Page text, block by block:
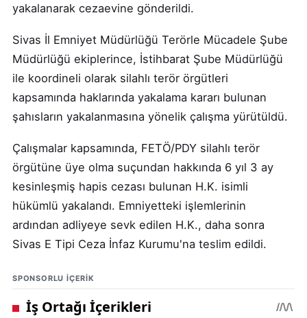
yakalanarak cezaevine gönderildi.
Sivas İl Emniyet Müdürlüğü Terörle Mücadele Şube
Müdürlüğü ekiplerince, İstihbarat Şube Müdürlüğü
ile koordineli olarak silahlı terör örgütleri
kapsamında haklarında yakalama kararı bulunan
şahısların yakalanmasına yönelik çalışma yürütüldü.
Çalışmalar kapsamında, FETÖ/PDY silahlı terör
örgütüne üye olma suçundan hakkında 6 yıl 3 ay
kesinleşmiş hapis cezası bulunan H.K. isimli
hükümlü yakalandı. Emniyetteki işlemlerinin
ardından adliyeye sevk edilen H.K., daha sonra
Sivas E Tipi Ceza İnfaz Kurumu'na teslim edildi.
SPONSORLU IÇERIK